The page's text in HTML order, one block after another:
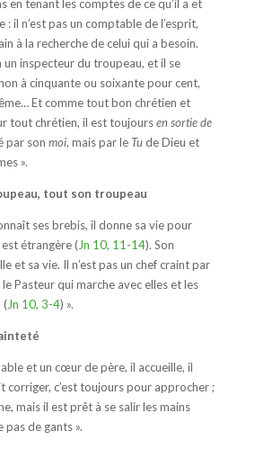
en tenant les comptes de ce qu’il a et
: il n’est pas un comptable de l’esprit,
à la recherche de celui qui a besoin.
un inspecteur du troupeau, et il se
à cinquante ou soixante pour cent,
Et comme tout bon chrétien et
tout chrétien, il est toujoursen sortie de
par son moi, mais par le Tude Dieu et
».
tout son troupeau
ses brebis, il donne sa vie pour
est étrangère (Jn 10, 11-14). Son
et sa vie. Il n’est pas un chef craint par
Pasteur qui marche avec elles et les
(Jn 10, 3-4) ».
et un cœur de père, il accueille, il
corriger, c’est toujours pour approcher ;
mais il est prêt à se salir les mains
de gants ».